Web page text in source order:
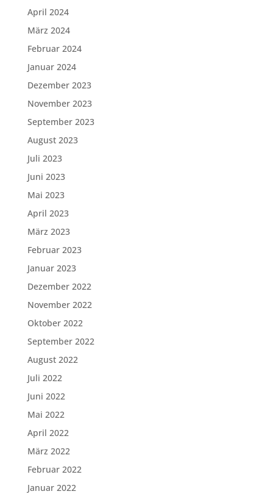
April 2024
März 2024
Februar 2024
Januar 2024
Dezember 2023
November 2023
September 2023
August 2023
Juli 2023
Juni 2023
Mai 2023
April 2023
März 2023
Februar 2023
Januar 2023
Dezember 2022
November 2022
Oktober 2022
September 2022
August 2022
Juli 2022
Juni 2022
Mai 2022
April 2022
März 2022
Februar 2022
Januar 2022